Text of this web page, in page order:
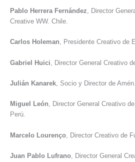
Pablo Herrera Fernández , Director
Creative WW. Chile.
Carlos Holeman, Presidente Creativo de
Gabriel Huici , Director General Creativo
Julián Kanarek, Socio y Director de
Miguel León, Director General Creativo
Perú.
Marcelo Lourenço , Director Creativo de
Juan Pablo Lufrano, Director General